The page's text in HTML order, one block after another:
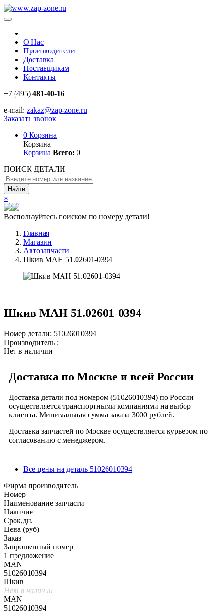
О Нас
Производители
Доставка
Поставщикам
Контакты
+7 (495) 481-40-16
e-mail: zakaz@zap-zone.ru
Заказать звонок
0 Корзина
Корзина
Корзина Всего: 0
ПОИСК ДЕТАЛИ
Найти
×
Воспользуйтесь поиском по номеру детали!
Главная
Магазин
Автозапчасти
Шкив МАН 51.02601-0394
Шкив МАН 51.02601-0394
Номер детали: 51026010394
Производитель :
Нет в наличии
Доставка по Москве и всей России
Доставка детали под номером (51026010394) по России
осуществляется транспортными компаниями на выбор
клиента. Минимальная сумма заказа 3000 рублей.
Доставка запчастей по Москве осуществляется курьером по
согласованию с менеджером.
Все цены на деталь 51026010394
Фирма производитель
Номер
Наименование запчасти
Наличие
Срок,дн.
Цена (руб)
Заказ
Запрошенный номер
1 предложение
MAN
51026010394
Шкив
Нет в наличии
MAN
51026010394